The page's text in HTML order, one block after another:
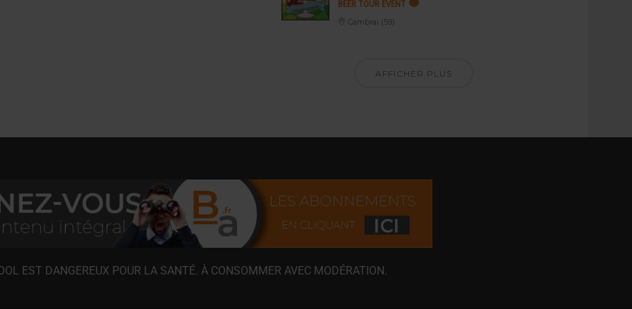
BEER TOUR EVENT
Cambrai (59)
AFFICHER PLUS
EST DANGEREUX POUR LA SANTÉ. À CONSOMMER AVEC MODÉRATION.